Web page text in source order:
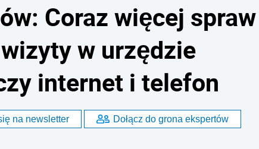
Coraz więcej spraw
w urzędzie
internet i telefon
na newsletter Dołącz do grona ekspertów